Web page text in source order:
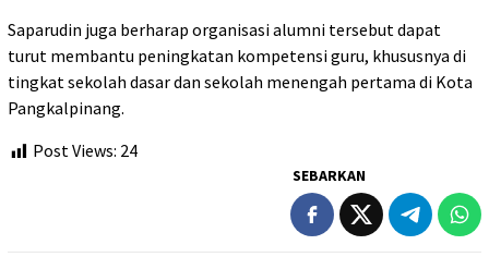
Saparudin juga berharap organisasi alumni tersebut dapat
turut membantu peningkatan kompetensi guru, khususnya di
tingkat sekolah dasar dan sekolah menengah pertama di Kota
Pangkalpinang.
Post Views: 24
SEBARKAN